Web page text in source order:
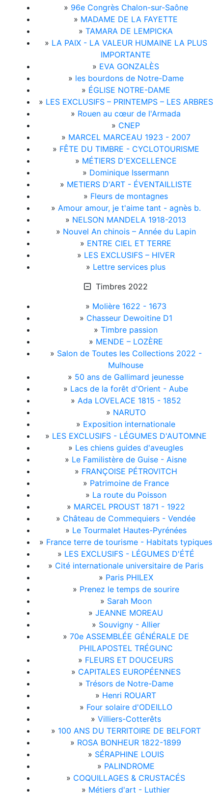
» 96e Congrès Chalon-sur-Saône
» MADAME DE LA FAYETTE
» TAMARA DE LEMPICKA
» LA PAIX - LA VALEUR HUMAINE LA PLUS
IMPORTANTE
» EVA GONZALÈS
» les bourdons de Notre-Dame
» ÉGLISE NOTRE-DAME
» LES EXCLUSIFS – PRINTEMPS – LES ARBRES
» Rouen au cœur de l'Armada
» CNEP
» MARCEL MARCEAU 1923 - 2007
» FÊTE DU TIMBRE - CYCLOTOURISME
» MÉTIERS D'EXCELLENCE
» Dominique Issermann
» METIERS D'ART - ÉVENTAILLISTE
» Fleurs de montagnes
» Amour amour, je t'aime tant - agnès b.
» NELSON MANDELA 1918-2013
» Nouvel An chinois – Année du Lapin
» ENTRE CIEL ET TERRE
» LES EXCLUSIFS – HIVER
» Lettre services plus
Timbres 2022
» Molière 1622 - 1673
» Chasseur Dewoitine D1
» Timbre passion
» MENDE – LOZÈRE
» Salon de Toutes les Collections 2022 -
Mulhouse
» 50 ans de Gallimard jeunesse
» Lacs de la forêt d'Orient - Aube
» Ada LOVELACE 1815 - 1852
» NARUTO
» Exposition internationale
» LES EXCLUSIFS - LÉGUMES D'AUTOMNE
» Les chiens guides d'aveugles
» Le Familistère de Guise - Aisne
» FRANÇOISE PÉTROVITCH
» Patrimoine de France
» La route du Poisson
» MARCEL PROUST 1871 - 1922
» Château de Commequiers - Vendée
» Le Tourmalet Hautes-Pyrénées
» France terre de tourisme - Habitats typiques
» LES EXCLUSIFS - LÉGUMES D'ÉTÉ
» Cité internationale universitaire de Paris
» Paris PHILEX
» Prenez le temps de sourire
» Sarah Moon
» JEANNE MOREAU
» Souvigny - Allier
» 70e ASSEMBLÉE GÉNÉRALE DE
PHILAPOSTEL TRÉGUNC
» FLEURS ET DOUCEURS
» CAPITALES EUROPÉENNES
» Trésors de Notre-Dame
» Henri ROUART
» Four solaire d'ODEILLO
» Villiers-Cotterêts
» 100 ANS DU TERRITOIRE DE BELFORT
» ROSA BONHEUR 1822-1899
» SÉRAPHINE LOUIS
» PALINDROME
» COQUILLAGES & CRUSTACÉS
» Métiers d'art - Luthier